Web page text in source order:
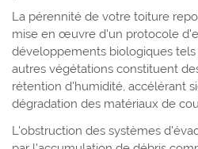
La pérennité de votre toiture
mise en œuvre d'un protocole
développements biologiques
autres végétations constituent
rétention d'humidité, accélérant
dégradation des matériaux de
L'obstruction des systèmes